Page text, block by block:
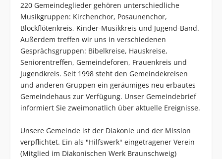
220 Gemeindeglieder gehören unterschiedliche
Musikgruppen: Kirchenchor, Posaunenchor,
Blockflötenkreis, Kinder-Musikkreis und Jugend-Band.
Außerdem treffen wir uns in verschiedenen
Gesprächsgruppen: Bibelkreise, Hauskreise,
Seniorentreffen, Gemeindeforen, Frauenkreis und
Jugendkreis. Seit 1998 steht den Gemeindekreisen
und anderen Gruppen ein geräumiges neu erbautes
Gemeindehaus zur Verfügung. Unser Gemeindebrief
informiert Sie zweimonatlich über aktuelle Ereignisse.
Unsere Gemeinde ist der Diakonie und der Mission
verpflichtet. Ein als "Hilfswerk" eingetragener Verein
(Mitglied im Diakonischen Werk Braunschweig)